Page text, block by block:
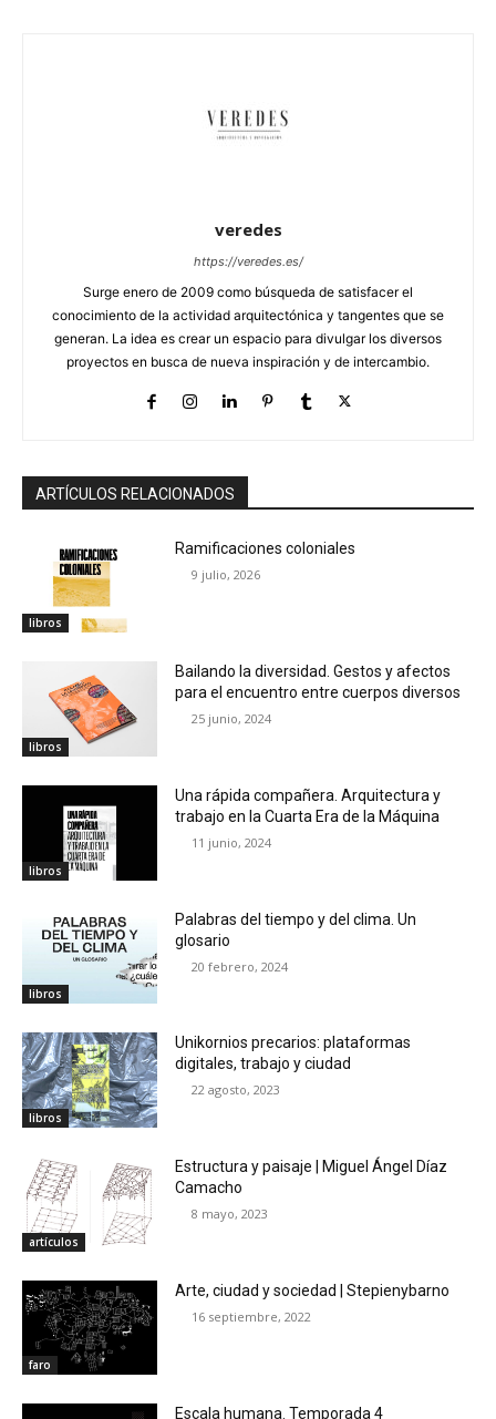
veredes
https://veredes.es/
Surge enero de 2009 como búsqueda de satisfacer el
conocimiento de la actividad arquitectónica y tangentes que se
generan. La idea es crear un espacio para divulgar los diversos
proyectos en busca de nueva inspiración y de intercambio.
ARTÍCULOS RELACIONADOS
libros
Ramificaciones coloniales
9 julio, 2026
libros
Bailando la diversidad. Gestos y afectos
para el encuentro entre cuerpos diversos
25 junio, 2024
libros
Una rápida compañera. Arquitectura y
trabajo en la Cuarta Era de la Máquina
11 junio, 2024
libros
Palabras del tiempo y del clima. Un
glosario
20 febrero, 2024
libros
Unikornios precarios: plataformas
digitales, trabajo y ciudad
22 agosto, 2023
artículos
Estructura y paisaje | Miguel Ángel Díaz
Camacho
8 mayo, 2023
faro
Arte, ciudad y sociedad | Stepienybarno
16 septiembre, 2022
Escala humana. Temporada 4